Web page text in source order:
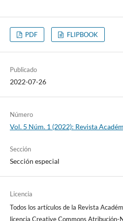
PDF FLIPBOOK
Publicado
2022-07-26
Número
Vol. 5 Núm. 1 (2022): Revista
Sección
Sección especial
Licencia
Todos los artículos de la Revista
licencia Creative Commons